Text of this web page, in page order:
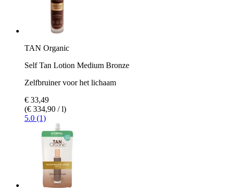
TAN Organic
Self Tan Lotion Medium Bronze
Zelfbruiner voor het lichaam
€ 33,49
(€ 334,90 / l)
5.0 (1)